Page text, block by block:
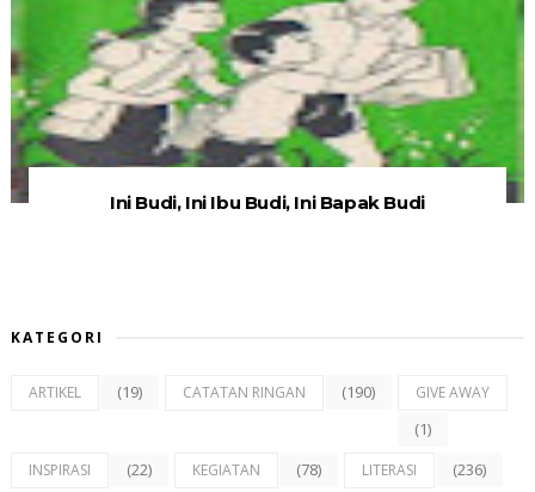
Ini Budi, Ini Ibu Budi, Ini Bapak Budi
KATEGORI
ARTIKEL (19) CATATAN RINGAN (190) GIVE AWAY
(1)
INSPIRASI (22) KEGIATAN (78) LITERASI (236)